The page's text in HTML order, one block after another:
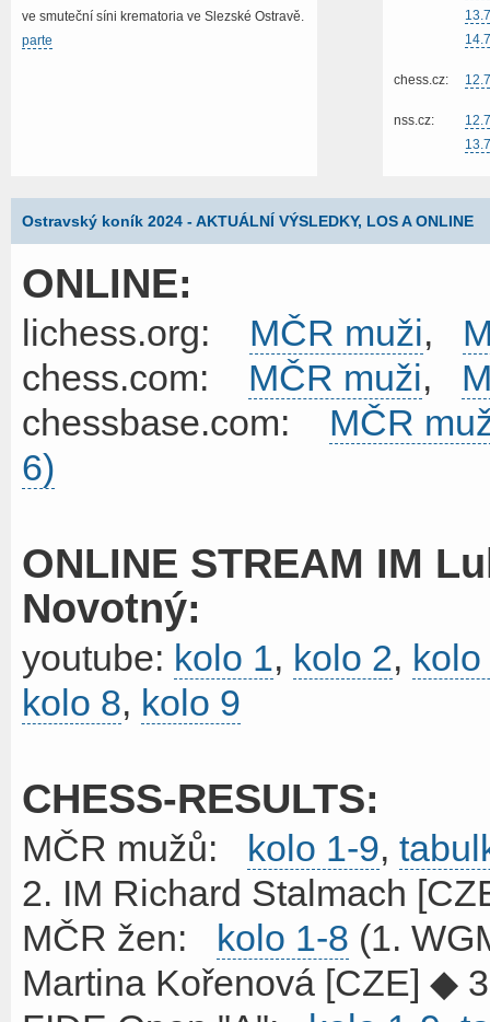
ve smuteční síni krematoria ve Slezské Ostravě.
parte
chess.cz:
nss.cz:
Ostravský koník 2024 - AKTUÁLNÍ VÝSLEDKY, LOS A ONLINE
ONLINE:
lichess.org: MČR muži,
chess.com: MČR muži,
chessbase.com: MČR
6)
ONLINE STREAM IM
Novotný:
youtube: kolo 1, kolo 2,
kolo 8, kolo 9
CHESS-RESULTS:
MČR mužů: kolo 1-9,
2. IM Richard Stalmach
MČR žen:
kolo 1-8 (1.
Martina Kořenová [CZE] ◆